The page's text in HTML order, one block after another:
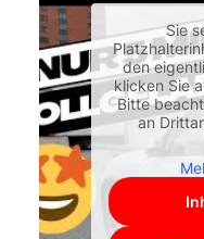
Sie
den
klicken Sie
Bitte
an